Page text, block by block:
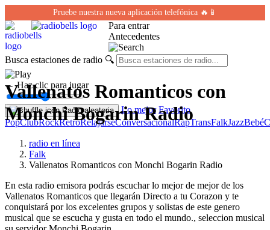
Pruebe nuestra nueva aplicación telefónica 🔥📱
Para entrar
Antecedentes
Busca estaciones de radio 🔍
← Haz clic para jugar
Radio aleatoria Lo mejor Favorito
PopClubRockRetroRelajarseConversacionalRapTransFalkJazzBebé
Vallenatos Romanticos con
Monchi Bogarin Radio
radio en línea
Falk
Vallenatos Romanticos con Monchi Bogarin Radio
En esta radio emisora podrás escuchar lo mejor de mejor de los
Vallenatos Romanticos que llegarán Directo a tu Corazon y te
conquistará por los excelentes grupos y solistas de este genero
musical que se escucha y gusta en todo el mundo., seleccion musical